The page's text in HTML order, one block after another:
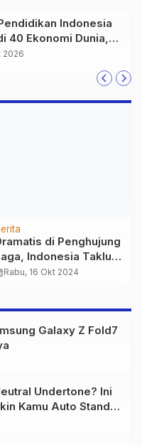
Indonesia
40 Ekonomi Dunia,
Pendidikan
2026
di Penghujung
Indonesia Takluk
2 dari China
Rabu, 16 Okt 2024
Galaxy Z Fold7
Undertone? Ini
Kamu Auto Stand